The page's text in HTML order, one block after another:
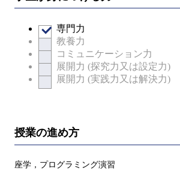
専門力
教養力
コミュニケーション力
展開力 (探究力又は設定力)
展開力 (実践力又は解決力)
授業の進め方
座学，プログラミング演習